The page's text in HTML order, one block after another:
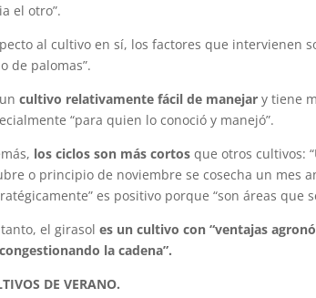
el otro”.
al cultivo en sí, los factores que intervienen
de palomas”.
uncultivo relativamente fácil de manejar y tiene
“para quien lo conoció y manejó”.
los ciclos son más cortos que otros cultivos:
o principio de noviembre se cosecha un mes
es positivo porque “son áreas que
tanto, el girasoles un cultivo con “ventajas
la cadena”.
DE VERANO.